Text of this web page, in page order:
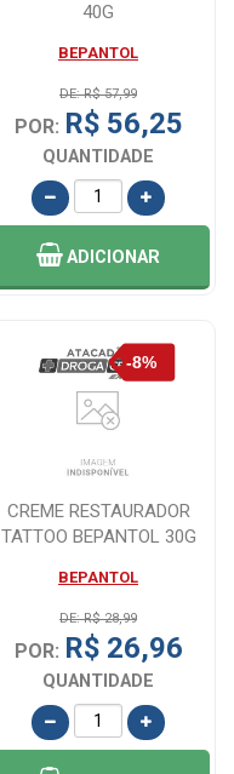
40G
BEPANTOL
DE: R$ 57,99
POR: R$ 56,25
QUANTIDADE
ADICIONAR
CREME RESTAURADOR
TATTOO BEPANTOL 30G
BEPANTOL
DE: R$ 28,99
POR: R$ 26,96
QUANTIDADE